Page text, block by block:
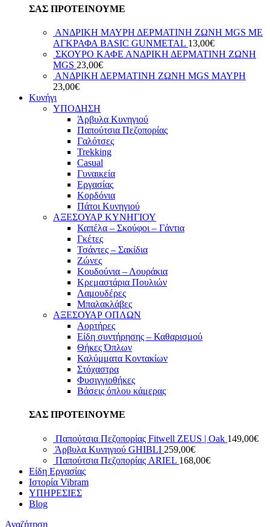
ΣΑΣ ΠΡΟΤΕΙΝΟΥΜΕ
ΑΝΔΡΙΚΗ ΜΑΥΡΗ ΔΕΡΜΑΤΙΝΗ ΖΩΝΗ MGS ΜΕ
ΑΓΚΡΑΦΑ BASIC GUNMETAL 13,00€
ΣΚΟΥΡΟ ΚΑΦΕ ΑΝΔΡΙΚΗ ΔΕΡΜΑΤΙΝΗ ΖΩΝΗ
MGS 23,00€
ΑΝΔΡΙΚΗ ΔΕΡΜΑΤΙΝΗ ΖΩΝΗ MGS ΜΑΥΡΗ
23,00€
Κυνήγι
ΥΠΟΔΗΣΗ
Άρβυλα Κυνηγιού
Παπούτσια Πεζοπορίας
Γαλότσες
Trekking
Casual
Γυναικεία
Εργασίας
Κορδόνια
Πάτοι Κυνηγιού
ΑΞΕΣΟΥΑΡ ΚΥΝΗΓΙΟΥ
Καπέλα – Σκούφοι – Γάντια
Γκέτες
Τσάντες – Σακίδια
Ζώνες
Κουδούνια – Λουράκια
Κρεμαστάρια Πουλιών
Λαμουδέρες
Μπαλακλάβες
ΑΞΕΣΟΥΑΡ ΟΠΛΩΝ
Αορτήρες
Είδη συντήρησης – Καθαρισμού
Θήκες Όπλων
Καλύμματα Κοντακίων
Στόχαστρα
Φυσιγγιοθήκες
Βάσεις όπλου κάμερας
ΣΑΣ ΠΡΟΤΕΙΝΟΥΜΕ
Παπούτσια Πεζοπορίας Fitwell ZEUS | Oak 149,00€
Άρβυλα Κυνηγιού GHIBLI 259,00€
Παπούτσια Πεζοπορίας ARIEL 168,00€
Είδη Εργασίας
Ιστορία Vibram
ΥΠΗΡΕΣΙΕΣ
Blog
Αναζήτηση